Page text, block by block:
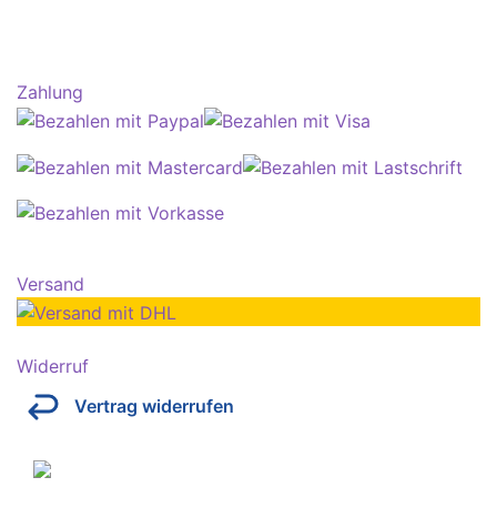
Zahlung
Versand
Widerruf
Vertrag widerrufen